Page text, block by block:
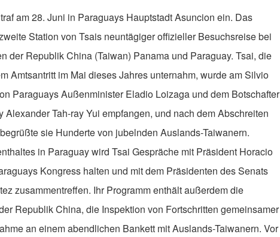
am 28. Juni in Paraguays Hauptstadt Asuncion ein. Das
Station von Tsais neuntägiger offizieller Besuchsreise bei
der Republik China (Taiwan) Panama und Paraguay. Tsai, die
Amtsantritt im Mai dieses Jahres unternahm, wurde am Silvio
Paraguays Außenminister Eladio Loizaga und dem Botschafter
Tah-ray Yui empfangen, und nach dem Abschreiten
sie Hunderte von jubelnden Auslands-Taiwanern.
in Paraguay wird Tsai Gespräche mit Präsident Horacio
Kongress halten und mit dem Präsidenten des Senats
zusammentreffen. Ihr Programm enthält außerdem die
Republik China, die Inspektion von Fortschritten gemeinsamer
an einem abendlichen Bankett mit Auslands-Taiwanern. Vor